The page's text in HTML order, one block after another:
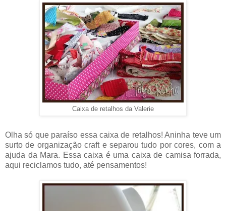
Caixa de retalhos da Valerie
Olha só que paraíso essa caixa de retalhos! Aninha teve um
surto de organização craft e separou tudo por cores, com a
ajuda da Mara. Essa caixa é uma caixa de camisa forrada,
aqui reciclamos tudo, até pensamentos!